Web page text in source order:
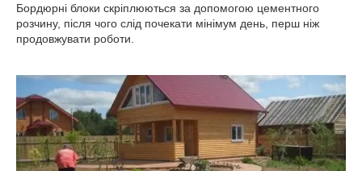
Бордюрні блоки скріплюються за допомогою цементного
розчину, після чого слід почекати мінімум день, перш ніж
продовжувати роботи.